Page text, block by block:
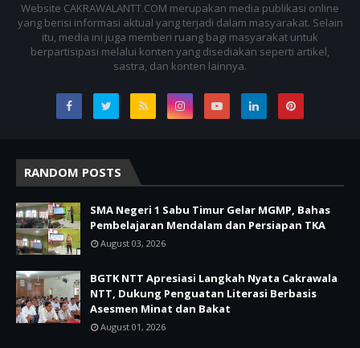
Website CAKRAWALANTT.COM merupakan media publikasi online
yang berisi informasi aktual yang terjadi dalam masyarakat. Selain
itu, media ini juga memberi ruang bagi masyarakat untuk
berpartisipasi melalui konten yang disediakan seperti artikel,
sastra, dan konten lainnya.
RANDOM POSTS
SMA Negeri 1 Sabu Timur Gelar MGMP, Bahas
Pembelajaran Mendalam dan Persiapan TKA
August 03, 2026
BGTK NTT Apresiasi Langkah Nyata Cakrawala
NTT, Dukung Penguatan Literasi Berbasis
Asesmen Minat dan Bakat
August 01, 2026